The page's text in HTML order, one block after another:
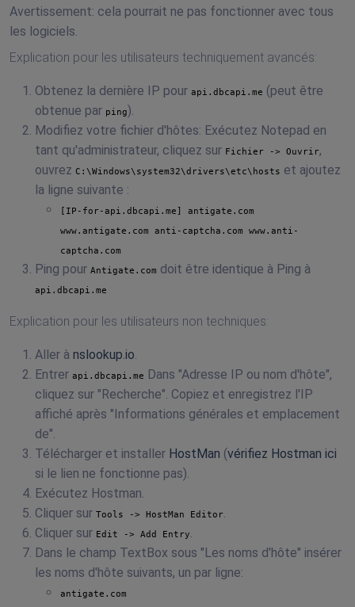
Avertissement: cela pourrait ne pas fonctionner avec tous
les logiciels.
Explication pour les utilisateurs techniquement avancés:
Obtenez la dernière IP pour api.dbcapi.me (peut être
obtenue par ping).
Modifiez votre fichier d'hôtes: Exécutez Notepad en
tant qu'administrateur, cliquez sur Fichier -> Ouvrir,
ouvrez C:\Windows\system32\drivers\etc\hosts et ajoutez
la ligne suivante :
[IP-for-api.dbcapi.me] antigate.com
www.antigate.com anti-captcha.com www.anti-
captcha.com
Ping pour Antigate.com doit être identique à Ping à
api.dbcapi.me
Explication pour les utilisateurs non techniques:
Aller à nslookup.io
Entrer api.dbcapi.me Dans "Adresse IP ou nom d'hôte",
cliquez sur "Recherche". Copiez et enregistrez l'IP
affiché après "Informations générales et emplacement
de".
Télécharger et installer HostMan (vérifiez Hostman ici
si le lien ne fonctionne pas).
Exécutez Hostman.
Cliquer sur Tools -> HostMan Editor
Cliquer sur Edit -> Add Entry
Dans le champ TextBox sous "Les noms d'hôte" insérer
les noms d'hôte suivants, un par ligne:
antigate.com